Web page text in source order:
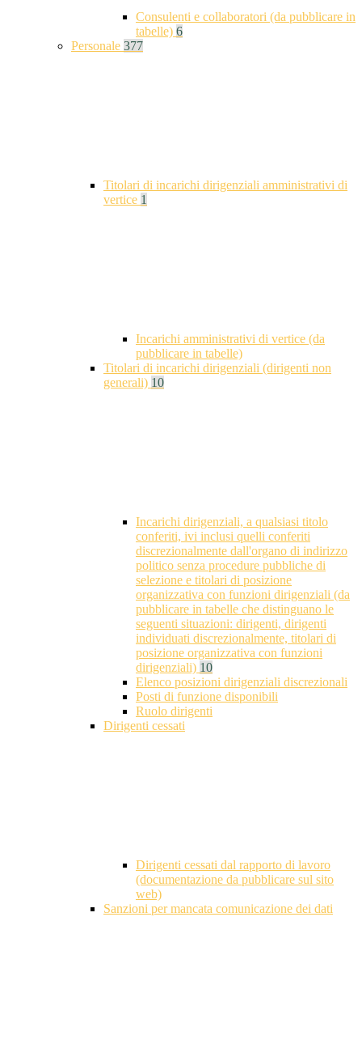
Consulenti e collaboratori (da pubblicare in
tabelle) 6
Personale 377
Titolari di incarichi dirigenziali amministrativi di
vertice 1
Incarichi amministrativi di vertice (da
pubblicare in tabelle)
Titolari di incarichi dirigenziali (dirigenti non
generali) 10
Incarichi dirigenziali, a qualsiasi titolo
conferiti, ivi inclusi quelli conferiti
discrezionalmente dall'organo di indirizzo
politico senza procedure pubbliche di
selezione e titolari di posizione
organizzativa con funzioni dirigenziali (da
pubblicare in tabelle che distinguano le
seguenti situazioni: dirigenti, dirigenti
individuati discrezionalmente, titolari di
posizione organizzativa con funzioni
dirigenziali) 10
Elenco posizioni dirigenziali discrezionali
Posti di funzione disponibili
Ruolo dirigenti
Dirigenti cessati
Dirigenti cessati dal rapporto di lavoro
(documentazione da pubblicare sul sito
web)
Sanzioni per mancata comunicazione dei dati